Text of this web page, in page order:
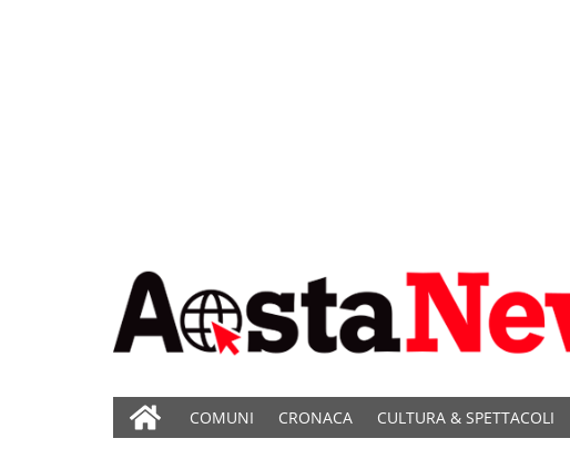
COMUNI CRONACA CULTURA & SPETTACOLI